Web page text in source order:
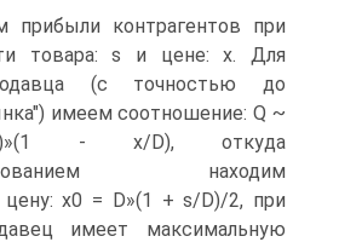
прибыли контрагентов при
товара: s и цене: х. Для
(с точностью до
имеем соотношение: Q ~
- x/D), откуда
находим
х0 = D»(1 + s/D)/2, при
имеет максимальную